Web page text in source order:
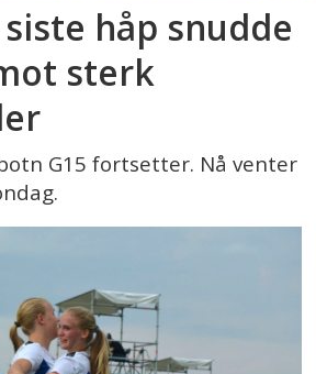
håp snudde
sterk
G15 fortsetter. Nå venter